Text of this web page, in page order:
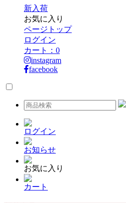
新入荷
お気に入り
ページトップ
ログイン
カート： 0
instagram
facebook
ログイン
お知らせ
お気に入り
カート